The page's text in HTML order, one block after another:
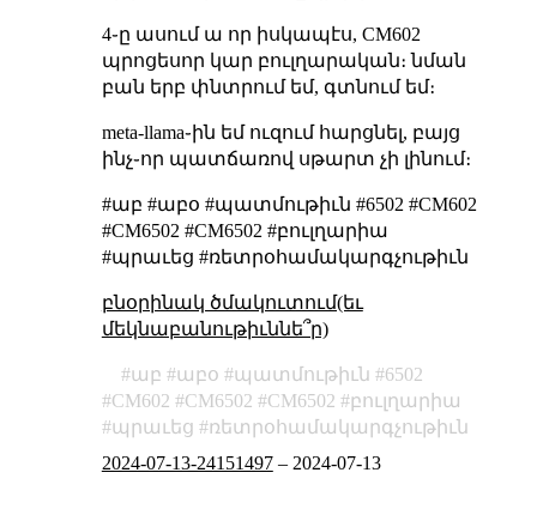
4֊ը ասում ա որ իսկապէս, CM602
պրոցեսոր կար բուլղարական։ նման
բան երբ փնտրում եմ, գտնում եմ։
meta-llama֊ին եմ ուզում հարցնել, բայց
ինչ֊որ պատճառով սթարտ չի լինում։
#աբ #աբօ #պատմութիւն #6502 #CM602
#СМ6502 #CM6502 #բուլղարիա
#պրաւեց #ռետրօհամակարգչութիւն
բնօրինակ ծմակուտում(եւ
մեկնաբանութիւննե՞ր)
աբ աբօ պատմութիւն
6502
CM602
СМ6502 CM6502
բուլղարիա
պրաւեց
ռետրօհամակարգչութիւն
2024-07-13-24151497– 2024-07-13